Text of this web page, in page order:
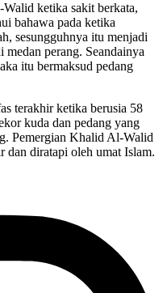
ketika sakit berkata,
bahawa pada ketika
sesungguhnya itu menjadi
perang. Seandainya
itu bermaksud pedang
terakhir ketika berusia 58
kuda dan pedang yang
Pemergian Khalid Al-Walid
dan diratapi oleh umat Islam.